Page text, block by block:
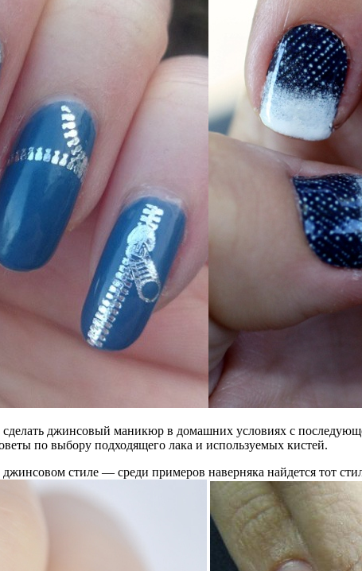
сделать джинсовый маникюр в домашних условиях с
по выбору подходящего лака и используемых кистей.
стиле — среди примеров наверняка найдется тот